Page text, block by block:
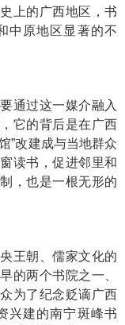
上的广西地区，书
中原地区显著的不
通过这一媒介融入
它的背后是在广西
”改建成与当地群众
读书，促进邻里和
，也是一根无形的
王朝、儒家文化的
的两个书院之一、
为了纪念贬谪广西
兴建的南宁斑峰书